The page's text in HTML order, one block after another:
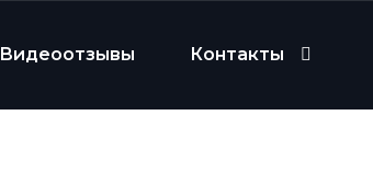
Видеоотзывы Контакты